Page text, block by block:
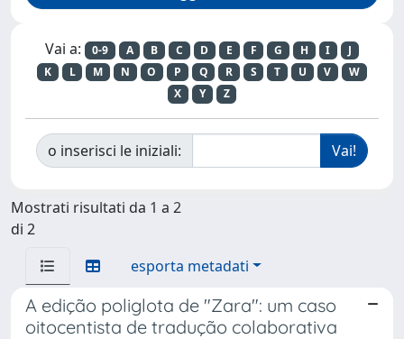
Vai a: 0-9 A B C D E F G H I
J
K
L M N O P Q R S T U V
W
X
Y Z
o inserisci le iniziali:
Mostrati risultati da 1 a 2
di 2
esporta metadati
A edição poliglota de "Zara": um caso
oitocentista de tradução colaborativa